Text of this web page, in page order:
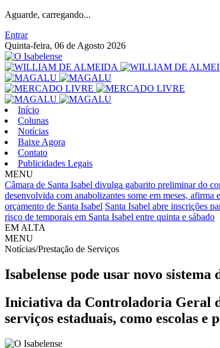
Aguarde, carregando...
Entrar
Quinta-feira, 06 de Agosto 2026
Início
Colunas
Notícias
Baixe Agora
Contato
Publicidades Legais
MENU
Câmara de Santa Isabel divulga gabarito preliminar do
desenvolvida com anabolizantes some em meses, afirma
orçamento de Santa Isabel Santa Isabel abre inscrições
risco de temporais em Santa Isabel entre quinta e sábado
EM ALTA
MENU
Notícias/Prestação de Serviços
Isabelense pode usar novo
Iniciativa da Controladoria Geral
serviços estaduais, como escolas e